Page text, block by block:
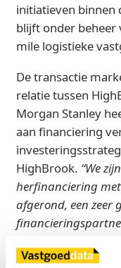
initiatieven binnen
blijft onder beheer
mile logistieke
De transactie
relatie tussen
Morgan Stanley
aan financiering
HighBrook. “We
herfinanciering
afgerond, een zeer
marktcycli,”zegt